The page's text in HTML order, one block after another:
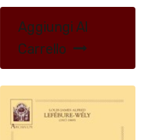
Aggiungi Al
Carrello